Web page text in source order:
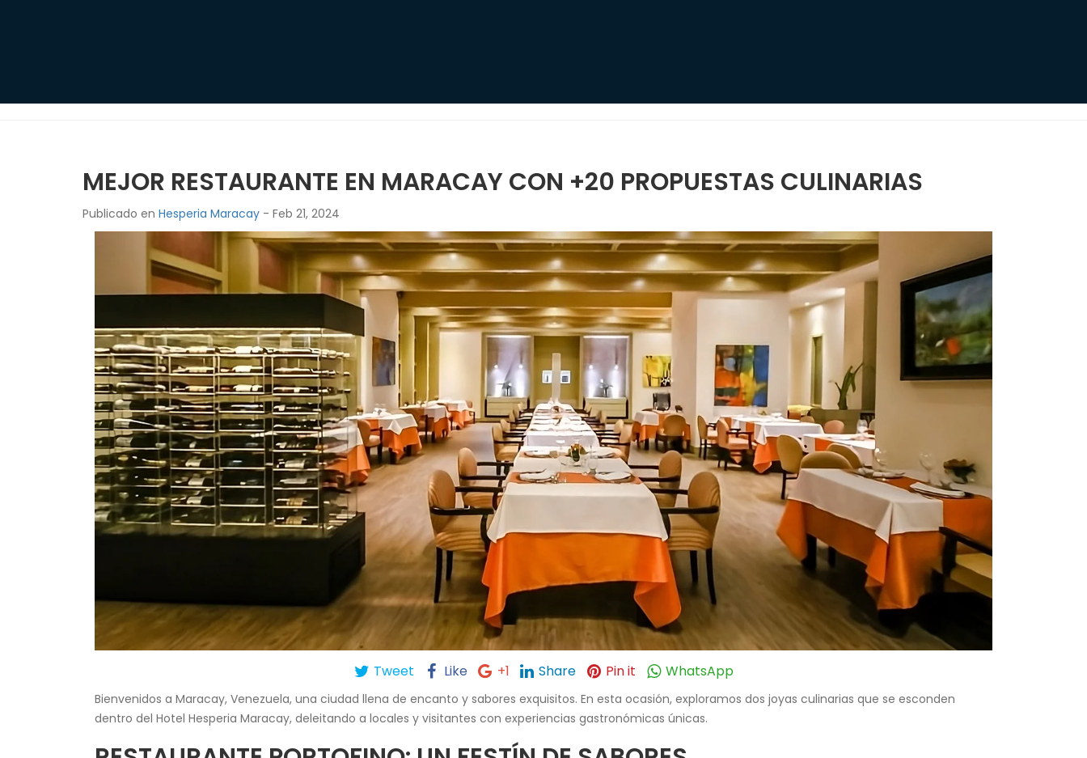
MEJOR RESTAURANTE EN MARACAY CON +20 PROPUESTAS CULINARIAS
Publicado en Hesperia Maracay - Feb 21, 2024
Tweet Like +1 Share Pin it WhatsApp
Bienvenidos a Maracay, Venezuela, una ciudad llena de encanto y sabores exquisitos. En esta ocasión, exploramos dos joyas culinarias que se esconden
dentro del Hotel Hesperia Maracay, deleitando a locales y visitantes con experiencias gastronómicas únicas.